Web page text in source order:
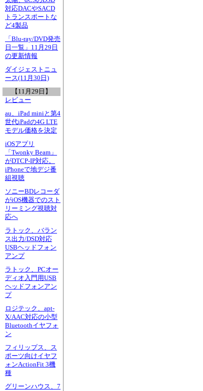
対応DACやSACD
トランスポートな
ど4製品
「Blu-ray/DVD発売
日一覧」11月29日
の更新情報
ダイジェストニュ
ース(11月30日)
【11月29日】
レビュー
au、iPad miniと第4
世代iPadの4G LTE
モデル価格を決定
iOSアプリ
「Twonky Beam」
がDTCP-IP対応。
iPhoneで地デジ番
組視聴
ソニーBDレコーダ
がiOS機器でのスト
リーミング視聴対
応へ
ラトック、バラン
ス出力/DSD対応
USBヘッドフォン
アンプ
ラトック、PCオー
ディオ入門用USB
ヘッドフォンアン
プ
ロジテック、apt-
X/AAC対応の小型
Bluetoothイヤフォ
ン
フィリップス、ス
ポーツ向けイヤフ
ォンActionFit 3機
種
グリーンハウス、7